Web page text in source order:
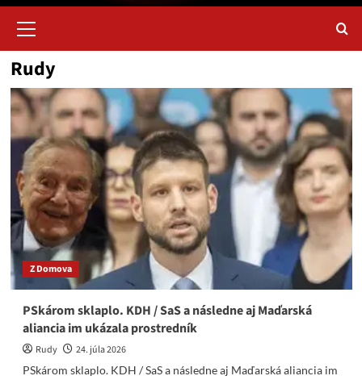
Menu
Rudy
Z Domova
PSkárom sklaplo. KDH / SaS a následne aj Maďarská
aliancia im ukázala prostredník
Rudy
24. júla 2026
PSkárom sklaplo. KDH / SaS a následne aj Maďarská aliancia im